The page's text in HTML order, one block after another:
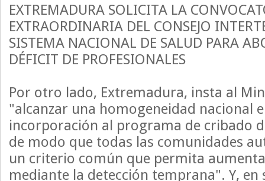
EXTREMADURA SOLICITA LA
EXTRAORDINARIA DEL CONSEJO
SISTEMA NACIONAL DE SALUD PARA
DÉFICIT DE PROFESIONALES
Por otro lado, Extremadura, insta al
"alcanzar una homogeneidad nacional
incorporación al programa de cribado
de modo que todas las comunidades
un criterio común que permita
mediante la detección temprana". Y,